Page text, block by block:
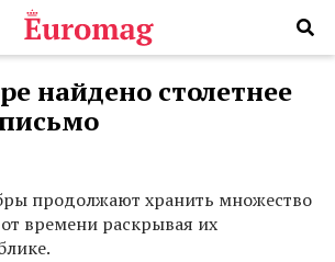
найдено столетнее
продолжают хранить множество
времени раскрывая их